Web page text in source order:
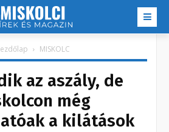
MISKOLC
az aszály, de
még
a kilátások